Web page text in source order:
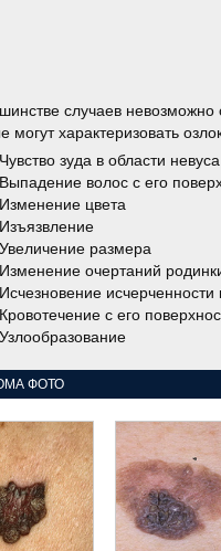
случаев
могут характеризовать
Чувство зуда в области невуса
Выпадение волос с его
Изменение цвета
Изъязвление
Увеличение размера
Изменение очертаний
Исчезновение исчерченности
Кровотечение с его
Узлообразование
ФОТО